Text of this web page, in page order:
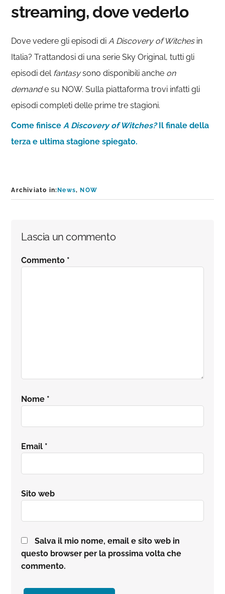
streaming, dove vederlo
Dove vedere gli episodi diA Discovery of Witches in
Italia? Trattandosi di una serie Sky Original, tutti gli
episodi del fantasysono disponibili anche on
demande su NOW. Sulla piattaforma trovi infatti gli
episodi completi delle prime tre stagioni.
Come finisceA Discovery of Witches? Il finale della
terza e ultima stagione spiegato.
Archiviato in: News, NOW
Interazioni
del
Lascia un commento
Commento *
Nome *
Email *
Sito web
Salva il mio nome, email e sito web in
questo browser per la prossima volta che
commento.